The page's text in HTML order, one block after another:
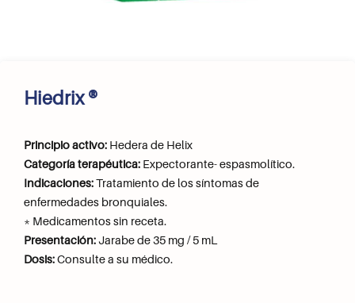
Hiedrix ®
Principio activo: Hedera de Helix
Categoría terapéutica: Expectorante- espasmolítico.
Indicaciones:Tratamiento de los síntomas de
enfermedades bronquiales.
* Medicamentos sin receta.
Presentación:Jarabe de 35 mg / 5 mL
Dosis:Consulte a su médico.